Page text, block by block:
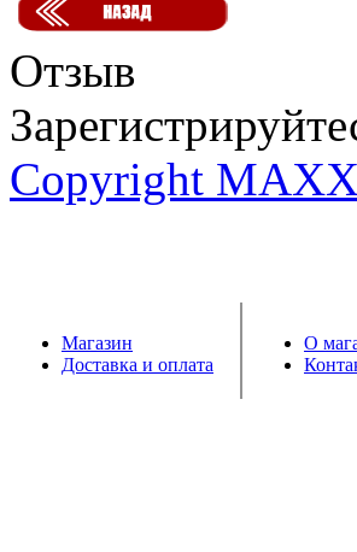
Отзыв
Copyright
Магазин
Доставка и оплата
О